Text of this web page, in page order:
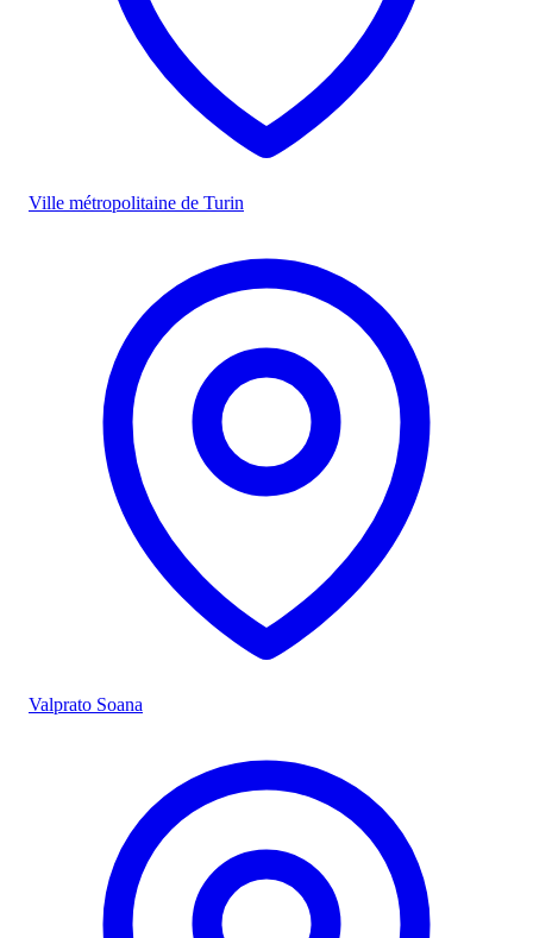
Ville métropolitaine de Turin
Valprato Soana